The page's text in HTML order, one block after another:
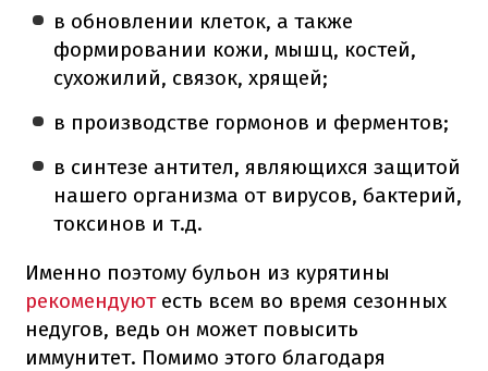
в обновлении клеток, а также
формировании кожи, мышц, костей,
сухожилий, связок, хрящей;
в производстве гормонов и ферментов;
в синтезе антител, являющихся защитой
нашего организма от вирусов, бактерий,
токсинов и т.д.
Именно поэтому бульон из курятины
рекомендуютесть всем во время сезонных
недугов, ведь он может повысить
иммунитет. Помимо этого благодаря